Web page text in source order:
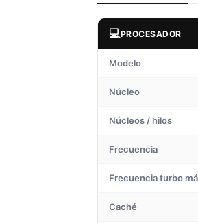
💻PROCESADOR
Modelo
Núcleo
Núcleos / hilos
Frecuencia
Frecuencia turbo
Caché